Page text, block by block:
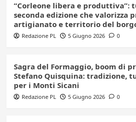
“Corleone libera e produttiva”:
seconda edizione che valorizza
artigianato e territorio del
Redazione PL 5 Giugno 2026 0
Sagra del Formaggio, boom di
Stefano Quisquina: tradizione,
per i Monti Sicani
Redazione PL 5 Giugno 2026 0